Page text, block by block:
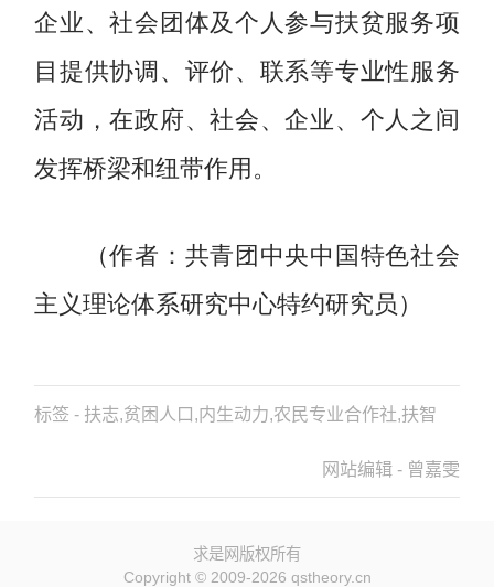
企业、社会团体及个人参与扶贫服务项
目提供协调、评价、联系等专业性服务
活动，在政府、社会、企业、个人之间
发挥桥梁和纽带作用。
（作者：共青团中央中国特色社会
主义理论体系研究中心特约研究员）
标签 - 扶志,贫困人口,内生动力,农民专业合作社,扶智
网站编辑 - 曾嘉雯
求是网版权所有
Copyright © 2009-2026 qstheory.cn